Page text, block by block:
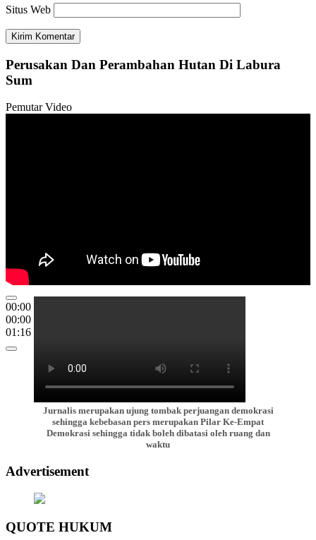
Situs Web
Perusakan Dan Perambahan Hutan Di Labura
Sum
Pemutar Video
00:00
00:00
01:16
Jurnalis merupakan ujung tombak perjuangan demokrasi
sehingga kebebasan pers merupakan Pilar Ke-Empat
Demokrasi sehingga tidak boleh dibatasi oleh ruang dan
waktu
Advertisement
QUOTE HUKUM